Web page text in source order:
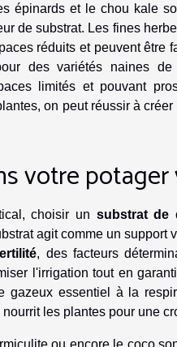
épinards et le chou kale
de substrat. Les fines
réduits et peuvent être
des variétés naines
limités et pouvant
on peut réussir à
votre
choisir un substrat de
agit comme un support
, des facteurs
l'irrigation tout en
gazeux essentiel à la
les plantes pour une
ou encore le coco